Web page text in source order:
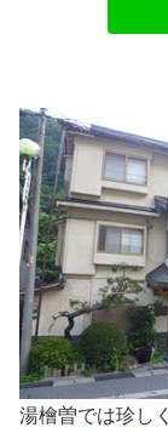
湯檜曽では珍し